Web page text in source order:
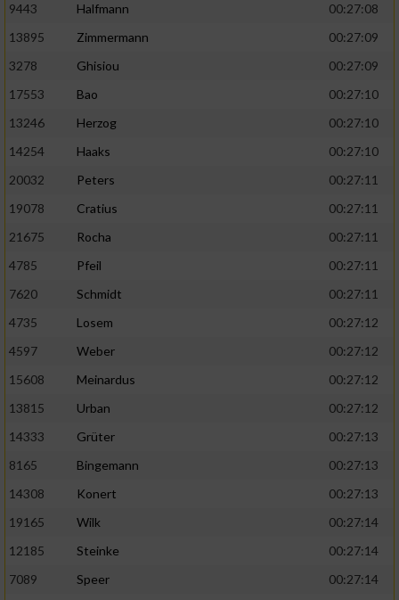
9443
Halfmann
00:27:08
13895
Zimmermann
00:27:09
3278
Ghisiou
00:27:09
17553
Bao
00:27:10
13246
Herzog
00:27:10
14254
Haaks
00:27:10
20032
Peters
00:27:11
19078
Cratius
00:27:11
21675
Rocha
00:27:11
4785
Pfeil
00:27:11
7620
Schmidt
00:27:11
4735
Losem
00:27:12
4597
Weber
00:27:12
15608
Meinardus
00:27:12
13815
Urban
00:27:12
14333
Grüter
00:27:13
8165
Bingemann
00:27:13
14308
Konert
00:27:13
19165
Wilk
00:27:14
12185
Steinke
00:27:14
7089
Speer 00:27:14